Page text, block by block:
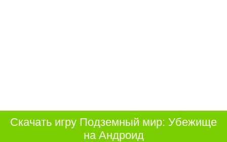
Скачать игру Подземный мир: Убежище
на Андроид